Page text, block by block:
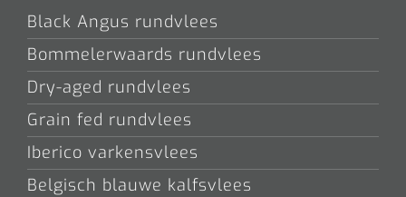
Black Angus rundvlees
Bommelerwaards rundvlees
Dry-aged rundvlees
Grain fed rundvlees
Iberico varkensvlees
Belgisch blauwe kalfsvlees